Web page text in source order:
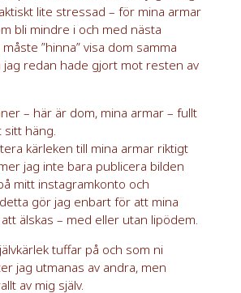
lite stressad – för mina armar
bli mindre i och med nästa
”hinna” visa dom samma
jag redan hade gjort mot resten av
– här är dom, mina armar – fullt
sitt häng.
kärleken till mina armar riktigt
jag inte bara publicera bilden
mitt instagramkonto och
gör jag enbart för att mina
älskas – med eller utan lipödem.
tuffar på och som ni
jag utmanas av andra, men
av mig själv.